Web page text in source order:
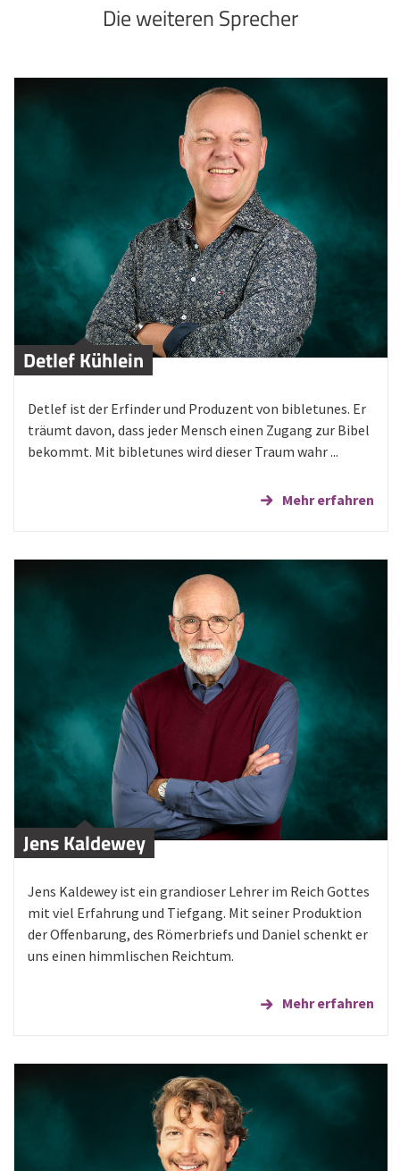
Die weiteren Sprecher
Detlef Kühlein
Detlef ist der Erfinder und Produzent von bibletunes. Er
träumt davon, dass jeder Mensch einen Zugang zur Bibel
bekommt. Mit bibletunes wird dieser Traum wahr ...
Mehr erfahren
Jens Kaldewey
Jens Kaldewey ist ein grandioser Lehrer im Reich Gottes
mit viel Erfahrung und Tiefgang. Mit seiner Produktion
der Offenbarung, des Römerbriefs und Daniel schenkt er
uns einen himmlischen Reichtum.
Mehr erfahren